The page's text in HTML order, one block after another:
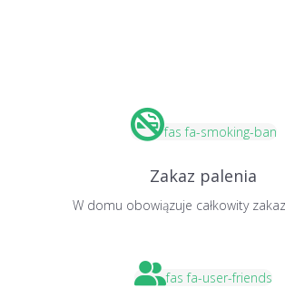
fas fa-smoking-ban
Zakaz palenia
W domu obowiązuje całkowity
fas fa-user-friends